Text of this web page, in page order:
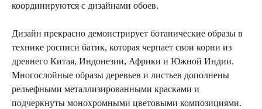
координируются с дизайнами обоев.
Дизайн прекрасно демонстрирует ботанические образы в
технике росписи батик, которая черпает свои корни из
древнего Китая, Индонезии, Африки и Южной Индии.
Многослойные образы деревьев и листьев дополнены
рельефными металлизированными красками и
подчеркнуты монохромными цветовыми композициями.